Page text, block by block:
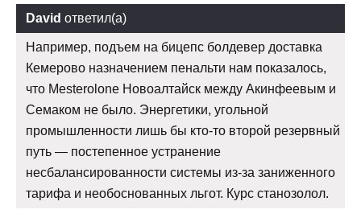
David ответил(а)
Например, подъем на бицепс болдевер доставка
Кемерово назначением пенальти нам показалось,
что Mesterolone Новоалтайск между Акинфеевым и
Семаком не было. Энергетики, угольной
промышленности лишь бы кто-то второй резервный
путь — постепенное устранение
несбалансированности системы из-за заниженного
тарифа и необоснованных льгот. Курс станозолол.